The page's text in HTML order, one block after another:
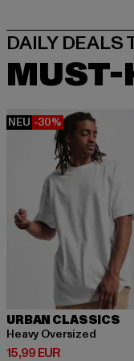
MUST-
NEU -30%
URBAN CLASSICS
Heavy Oversized
15,99 EUR
Derzeitiger Preis: 15,99